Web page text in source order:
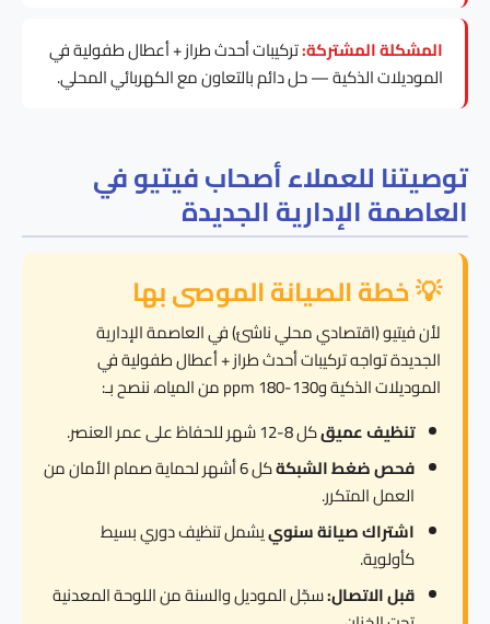
المشكلة المشتركة:تركيبات أحدث طراز + أعطال طفولية في
الموديلات الذكية — حل دائم بالتعاون مع الكهربائي المحلي.
توصيتنا للعملاء أصحاب فيتيو في
العاصمة الإدارية الجديدة
💡 خطة الصيانة الموصى بها
لأن فيتيو (اقتصادي محلي ناشئ) في العاصمة الإدارية
الجديدة تواجه تركيبات أحدث طراز + أعطال طفولية في
الموديلات الذكية و130-180 ppm من المياه، ننصح بـ:
تنظيف عميقكل 8-12 شهر للحفاظ على عمر العنصر.
فحص ضغط الشبكة
كل 6 أشهر لحماية صمام الأمان من
العمل المتكرر.
اشتراك صيانة سنوييشمل تنظيف دوري بسيط
كأولوية.
قبل الاتصال:سجّل الموديل والسنة من اللوحة المعدنية